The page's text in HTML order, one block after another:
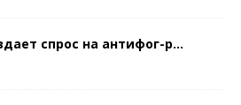
спрос на антифог-р...